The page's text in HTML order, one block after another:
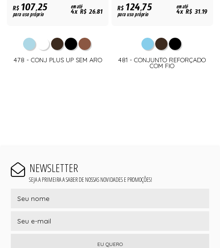
R$107,25
para uso próprio
em até
4x R$ 26,81
478 - CONJ PLUS UP SEM ARO
R$124,75
para uso próprio
em até
4x R$ 31,19
481 - CONJUNTO REFORÇADO
COM FIO
NEWSLETTER
SEJA A PRIMEIRA A SABER DE NOSSAS NOVIDADES E PROMOÇÕES!
EU QUERO